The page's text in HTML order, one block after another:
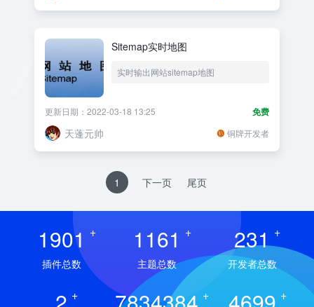
Sitemap实时地图
实时输出网站sitemap地图
免费
更新日期：2022-03-18 13:25
天蓬元帅 铜牌开发者
1 下一页 尾页
1901 +
插件总数
1161 +
主题总数
231 +
开发者总数
+ + +